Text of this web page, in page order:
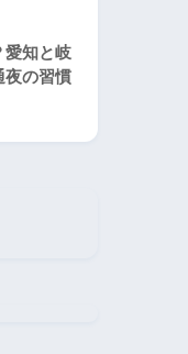
愛知と岐
夜の習慣